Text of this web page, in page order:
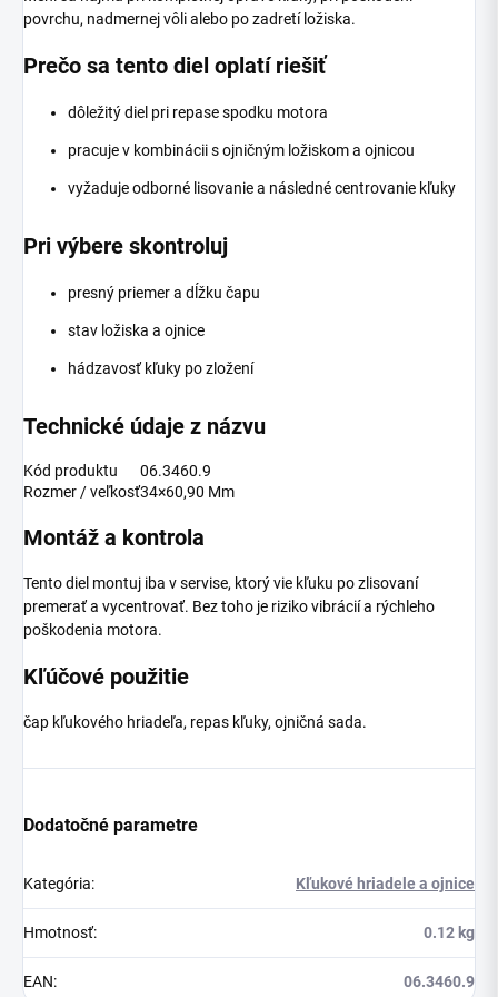
povrchu, nadmernej vôli alebo po zadretí ložiska.
Prečo sa tento diel oplatí riešiť
dôležitý diel pri repase spodku motora
pracuje v kombinácii s ojničným ložiskom a ojnicou
vyžaduje odborné lisovanie a následné centrovanie kľuky
Pri výbere skontroluj
presný priemer a dĺžku čapu
stav ložiska a ojnice
hádzavosť kľuky po zložení
Technické údaje z názvu
Kód produktu
06.3460.9
Rozmer / veľkosť34×60,90 Mm
Montáž a kontrola
Tento diel montuj iba v servise, ktorý vie kľuku po zlisovaní
premerať a vycentrovať. Bez toho je riziko vibrácií a rýchleho
poškodenia motora.
Kľúčové použitie
čap kľukového hriadeľa, repas kľuky, ojničná sada.
Dodatočné parametre
Kategória: Kľukové hriadele a ojnice
Hmotnosť: 0.12 kg
EAN: 06.3460.9